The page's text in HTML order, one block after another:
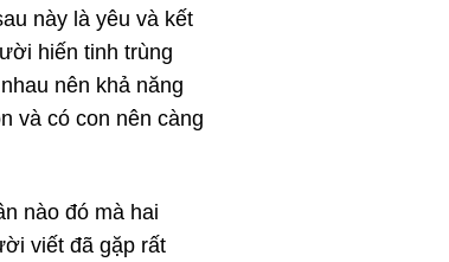
này là yêu và kết
hiến tinh trùng
nên khả năng
và có con nên càng
nào đó mà hai
viết đã gặp rất